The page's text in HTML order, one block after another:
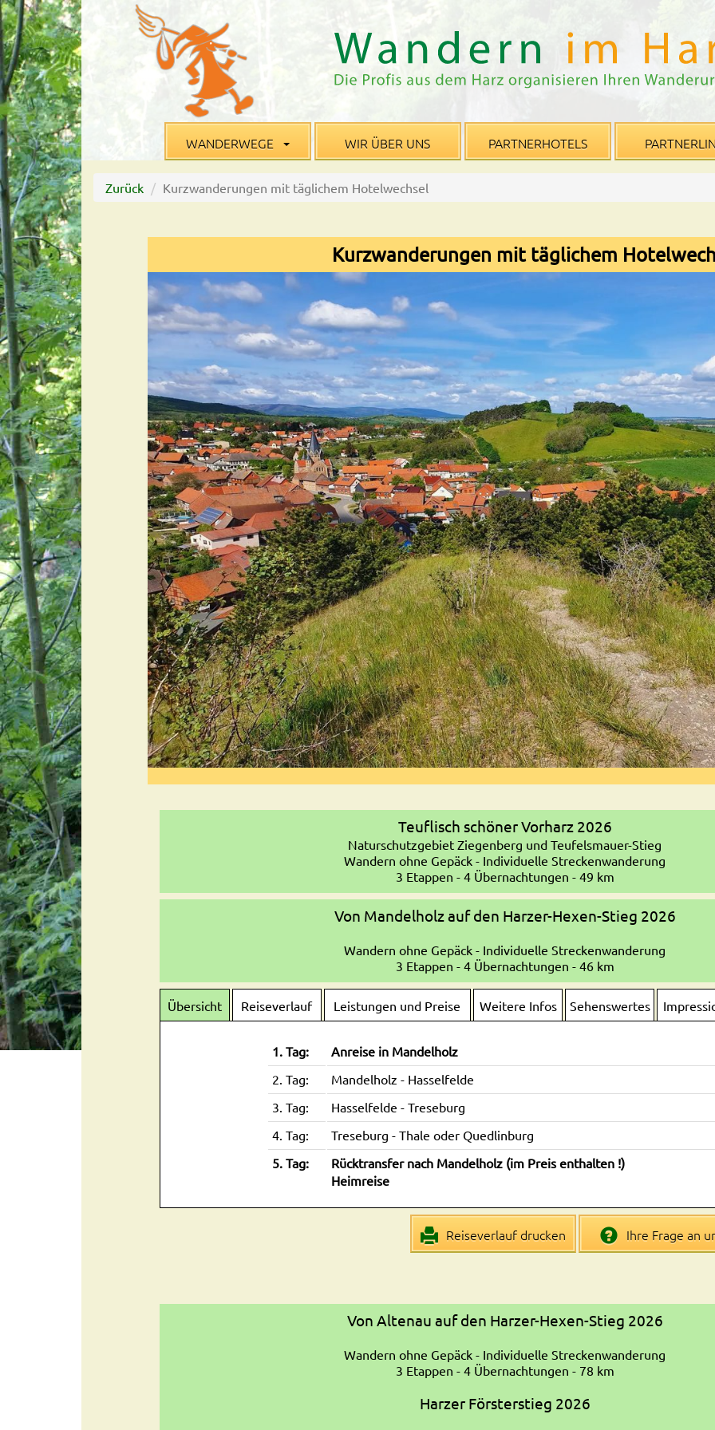
WANDERWEGE WIR ÜBER UNS PARTNERHOTELS
Zurück Kurzwanderungen mit täglichem Hotelwechsel
Kurzwanderungen mit täglichem
Teuflisch schöner Vorharz 2026
Naturschutzgebiet Ziegenberg und Teufelsmauer-Stieg
Wandern ohne Gepäck - Individuelle Streckenwanderung
3 Etappen - 4 Übernachtungen - 49 km
Von Mandelholz auf den Harzer-Hexen-Stieg 2026
Wandern ohne Gepäck - Individuelle Streckenwanderung
3 Etappen - 4 Übernachtungen - 46 km
Übersicht Reiseverlauf Leistungen und Preise Weitere Infos Sehenswertes
1. Tag:
Anreise in Mandelholz
2. Tag:
Mandelholz - Hasselfelde
3. Tag:
Hasselfelde - Treseburg
4. Tag:
Treseburg - Thale oder Quedlinburg
5. Tag:
Rücktransfer nach Mandelholz (im Preis enthalten !)
Heimreise
Reiseverlauf drucken Ihre Frage an
Von Altenau auf den Harzer-Hexen-Stieg 2026
Wandern ohne Gepäck - Individuelle Streckenwanderung
3 Etappen - 4 Übernachtungen - 78 km
Harzer Försterstieg 2026